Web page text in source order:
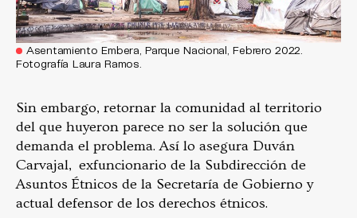
Asentamiento Embera, Parque Nacional, Febrero 2022.
Fotografía Laura Ramos.
Sin embargo, retornar la comunidad al territorio
del que huyeron parece no ser la solución que
demanda el problema. Así lo asegura Duván
Carvajal, exfuncionario de la Subdirección de
Asuntos Étnicos de la Secretaría de Gobierno y
actual defensor de los derechos étnicos.